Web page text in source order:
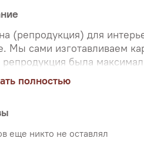
(репродукция) для
Мы сами изготавливаем
репродукция была
картину, какой её
поэтому, мы уделяем
используются
экологические чернила.
полностью
еще никто не оставлял